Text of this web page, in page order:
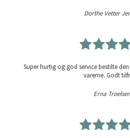
Dorthe Vetter
Super hurtig og god service bestilte
varerne. Godt
Erna Troelsen